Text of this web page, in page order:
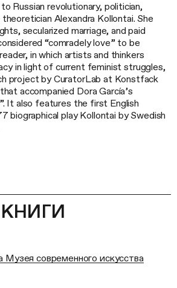
Russian revolutionary, politician,
Alexandra Kollontai. She
secularized marriage, and paid
“comradely love” to be
in which artists and thinkers
in light of current feminist struggles,
project by CuratorLab at Konstfack
accompanied Dora García’s
It also features the first English
biographical play Kollontai by Swedish
современного искусства